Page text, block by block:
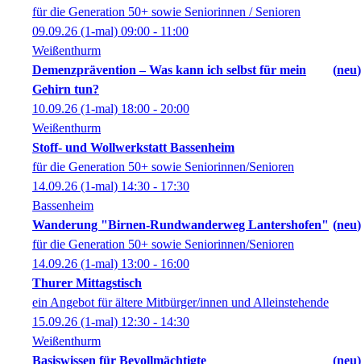
für die Generation 50+ sowie Seniorinnen / Senioren
09.09.26 (1-mal) 09:00 - 11:00
Weißenthurm
Demenzprävention – Was kann ich selbst für mein
Gehirn tun?
neu
10.09.26 (1-mal) 18:00 - 20:00
Weißenthurm
Stoff- und Wollwerkstatt Bassenheim
für die Generation 50+ sowie Seniorinnen/Senioren
14.09.26 (1-mal) 14:30 - 17:30
Bassenheim
Wanderung "Birnen-Rundwanderweg Lantershofen"
neu
für die Generation 50+ sowie Seniorinnen/Senioren
14.09.26 (1-mal) 13:00 - 16:00
Thurer Mittagstisch
ein Angebot für ältere Mitbürger/innen und Alleinstehende
15.09.26 (1-mal) 12:30 - 14:30
Weißenthurm
Basiswissen für Bevollmächtigte
neu